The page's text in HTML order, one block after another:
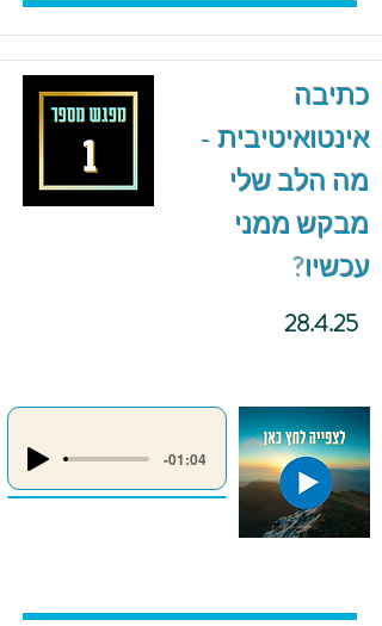
כתיבה
אינטואיטיבית -
מה הלב שלי
מבקש ממני
עכשיו?
28.4.25
-01:04